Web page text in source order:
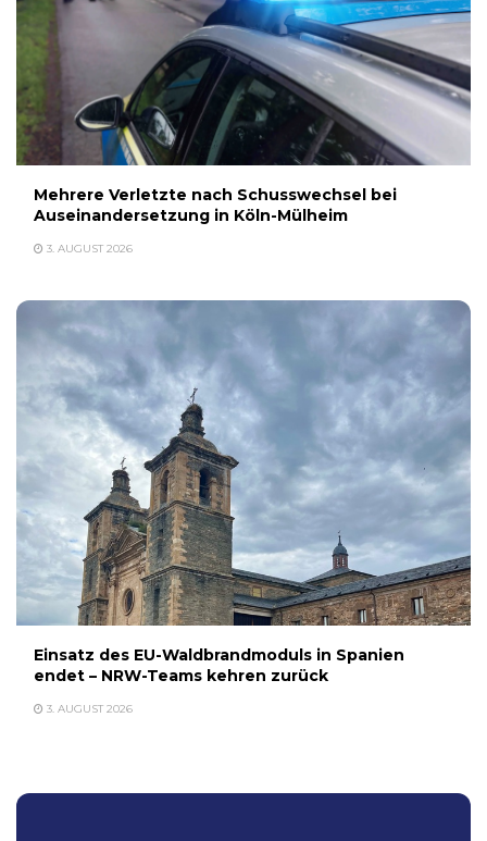
Mehrere Verletzte nach Schusswechsel bei
Auseinandersetzung in Köln-Mülheim
3. AUGUST 2026
Einsatz des EU-Waldbrandmoduls in Spanien
endet – NRW-Teams kehren zurück
3. AUGUST 2026